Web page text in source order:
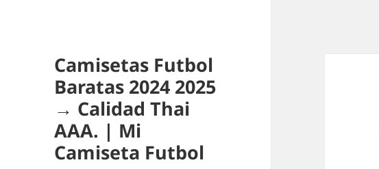
Camisetas Futbol
Baratas 2024 2025
→ Calidad Thai
AAA. | Mi
Camiseta Futbol